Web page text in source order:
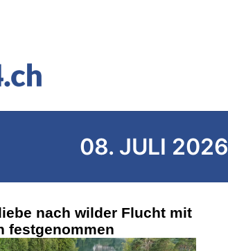
08. JULI 2026
nach wilder Flucht mit
festgenommen